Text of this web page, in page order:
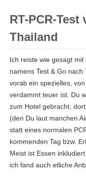
RT-PCR-
Thailand
Ich reiste wie gesagt
namens Test & Go
vorab ein spezielles,
verdammt teuer ist. Du
zum Hotel gebracht,
(den Du laut manchen
statt eines normalen
kommenden Tag bzw.
Meist ist Essen
ich fand auch etliche